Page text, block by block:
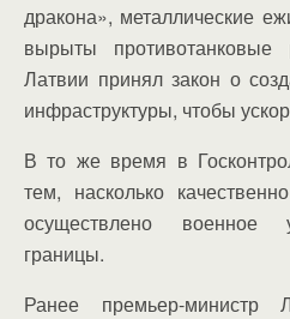
дракона», металлические
вырыты
Латвии принял закон о
инфраструктуры, чтобы
В то же время в
тем, насколько
осуществлено военное
границы.
Ранее премьер-министр